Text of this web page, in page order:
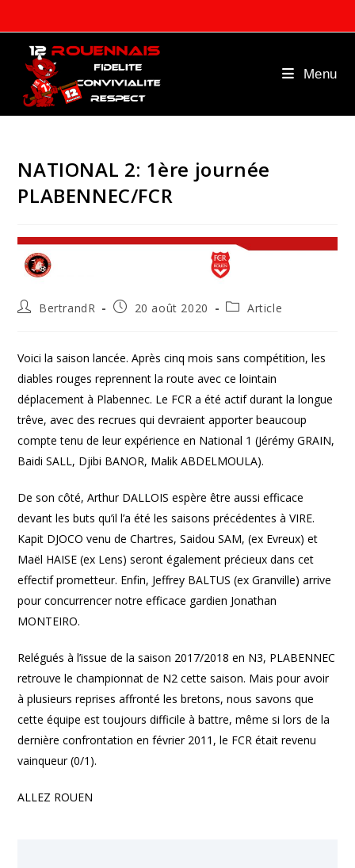
to
content
Menu
NATIONAL 2: 1ère journée
PLABENNEC/FCR
Auteur/autrice
publication :
BertrandR
Publication
20 août 2020
PostArticle
Voici la saison lancée. Après cinq mois sans compétition, les
diables rouges reprennent la route avec ce lointain
déplacement à Plabennec. Le FCR a été actif durant la longue
trêve, avec des recrues qui devraient apporter beaucoup
compte tenu de leur expérience en National 1 (Jérémy GRAIN,
Baidi SALL, Djibi BANOR, Malik ABDELMOULA).
De son côté, Arthur DALLOIS espère être aussi efficace
devant les buts qu’il l’a été les saisons précédentes à VIRE.
Kapit DJOCO venu de Chartres, Saidou SAM, (ex Evreux) et
Maël HAISE (ex Lens) seront également précieux dans cet
effectif prometteur. Enfin, Jeffrey BALTUS (ex Granville) arrive
pour concurrencer notre efficace gardien Jonathan
MONTEIRO.
Relégués à l’issue de la saison 2017/2018 en N3, PLABENNEC
retrouve le championnat de N2 cette saison. Mais pour avoir
à plusieurs reprises affronté les bretons, nous savons que
cette équipe est toujours difficile à battre, même si lors de la
dernière confrontation en février 2011, le FCR était revenu
vainqueur (0/1).
ALLEZ ROUEN